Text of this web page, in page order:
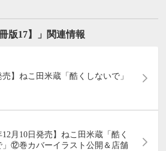
版17】」関連情報
売】ねこ田米蔵「酷くしないで」
12月10日発売】ねこ田米蔵「酷く
」⑫巻カバーイラスト公開＆店舗